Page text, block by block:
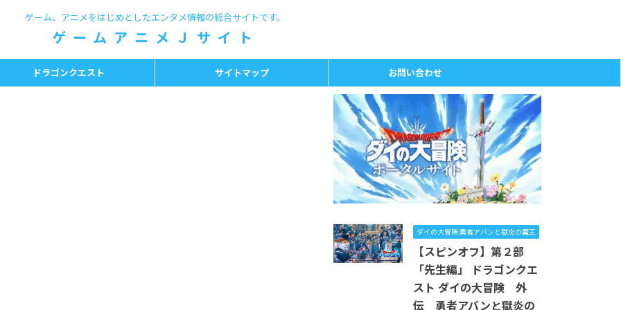
ゲーム、アニメをはじめとしたエンタメ情報の総合サイトです。
ゲームアニメＪサイト
ドラゴンクエスト サイトマップ お問い合わせ
ダイの大冒険 勇者アバンと獄炎の魔王
【スピンオフ】第２部
「先生編」 ドラゴンクエ
スト ダイの大冒険 外
伝 勇者アバンと獄炎の